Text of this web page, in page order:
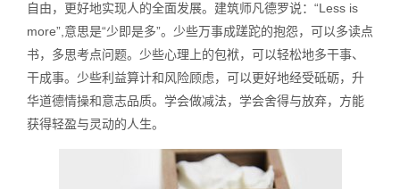
自由，更好地实现人的全面发展。建筑师凡德罗说：“Less is
more”,意思是“少即是多”。少些万事成蹉跎的抱怨，可以多读点
书，多思考点问题。少些心理上的包袱，可以轻松地多干事、
干成事。少些利益算计和风险顾虑，可以更好地经受砥砺，升
华道德情操和意志品质。学会做减法，学会舍得与放弃，方能
获得轻盈与灵动的人生。